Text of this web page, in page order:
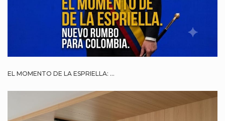
EL MOMENTO DE LA ESPRIELLA: ...